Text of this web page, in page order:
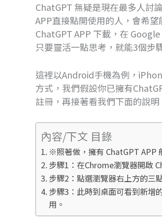
ChatGPT 無疑是現在最多人討
APP直接點開使用的人，會希
ChatGPT APP 下載，在
只要靈活一點思考，就能3個步
這裡以Android手機為例，
方式，我們假設你已擁有
註冊，再接著看我們下面的說明
內容/下文 目錄
※照著做，擁有 ChatGPT APP
步驟1：在Chrome瀏覽器開啟
步驟2：點選瀏覽器右上方的三
步驟3：此時到桌面可看到新增
用。